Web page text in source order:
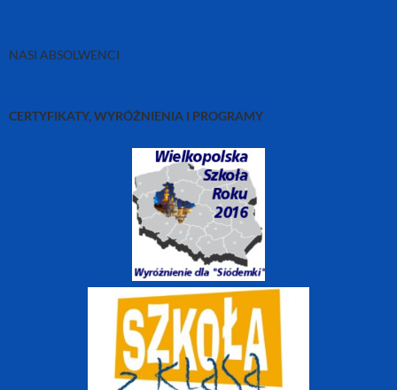
NASI ABSOLWENCI
CERTYFIKATY, WYRÓŻNIENIA I PROGRAMY